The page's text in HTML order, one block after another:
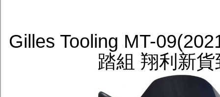
Gilles Tooling MT-
踏組 翔利新